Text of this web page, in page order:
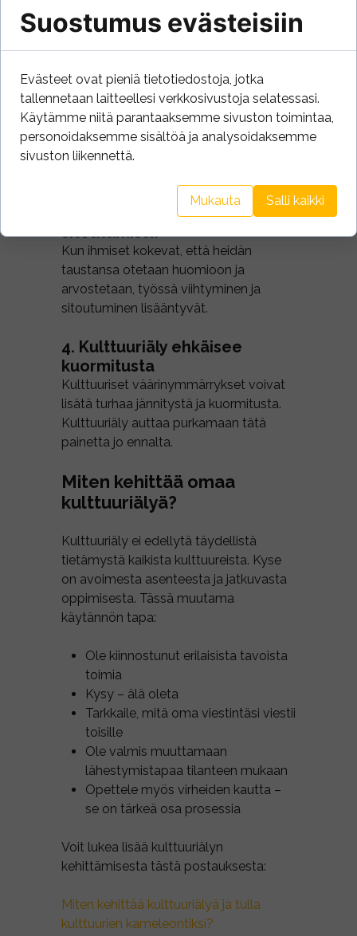
helpommin.
osaajaverkostoa
Deloitten mukaan monimuotoisuutta ja
kulttuuriälyä arvostavat organisaatiot
houkuttelevat parhaat tekijät, etenkin
nuoremman sukupolven joukosta
3. Kulttuuriäly lisää
sitoutumista
Kun ihmiset kokevat, että heidän
taustansa otetaan huomioon ja
arvostetaan, työssä viihtyminen ja
sitoutuminen lisääntyvät.
4. Kulttuuriäly ehkäisee
kuormitusta
Kulttuuriset väärinymmärrykset voivat
lisätä turhaa jännitystä ja kuormitusta.
Kulttuuriäly auttaa purkamaan tätä
painetta jo ennalta.
Miten kehittää omaa
kulttuuriälyä?
Kulttuuriäly ei edellytä täydellistä
tietämystä kaikista kulttuureista. Kyse
on avoimesta asenteesta ja jatkuvasta
oppimisesta. Tässä muutama
käytännön tapa:
Ole kiinnostunut erilaisista tavoista
toimia
Kysy – älä oleta
Tarkkaile, mitä oma viestintäsi viestii
toisille
Ole valmis muuttamaan
lähestymistapaa tilanteen mukaan
Opettele myös virheiden kautta –
se on tärkeä osa prosessia
Voit lukea lisää kulttuuriälyn
kehittämisesta tästä postauksesta:
Miten kehittää kulttuuriälyä ja tulla
kulttuurien kameleontiksi?
Suostumus evästeisiin
Evästeet ovat pieniä tietotiedostoja, jotka
tallennetaan laitteellesi verkkosivustoja selatessasi.
Käytämme niitä parantaaksemme sivuston toimintaa,
personoidaksemme sisältöä ja analysoidaksemme
sivuston liikennettä.
Mukauta Salli kaikki